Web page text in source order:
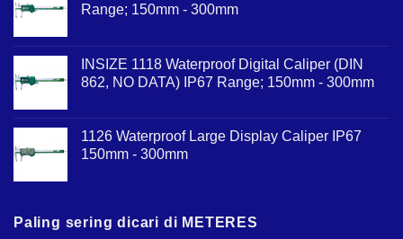
Range; 150mm - 300mm
INSIZE 1118 Waterproof Digital Caliper (DIN
862, NO DATA) IP67 Range; 150mm - 300mm
1126 Waterproof Large Display Caliper IP67
150mm - 300mm
Paling sering dicari di METERES